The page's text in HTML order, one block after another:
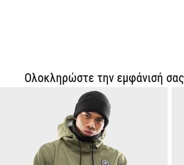
Ολοκληρώστε την εμφάνισή σας